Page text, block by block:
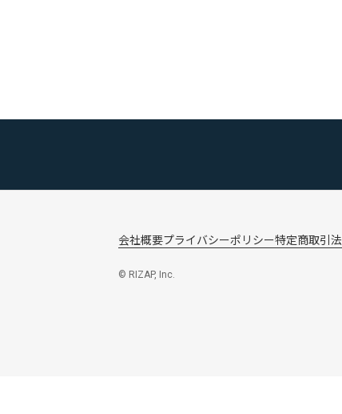
会社概要プライバシーポリシー特定商取引法
© RIZAP, Inc.